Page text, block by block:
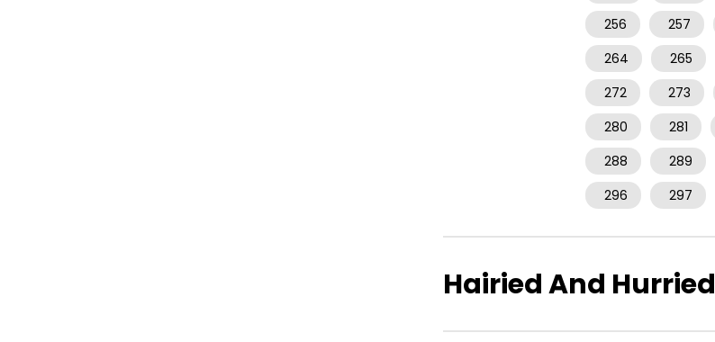
256
257
264
265
272
273
280
281
288
289
296
297
Hairied And Hurried